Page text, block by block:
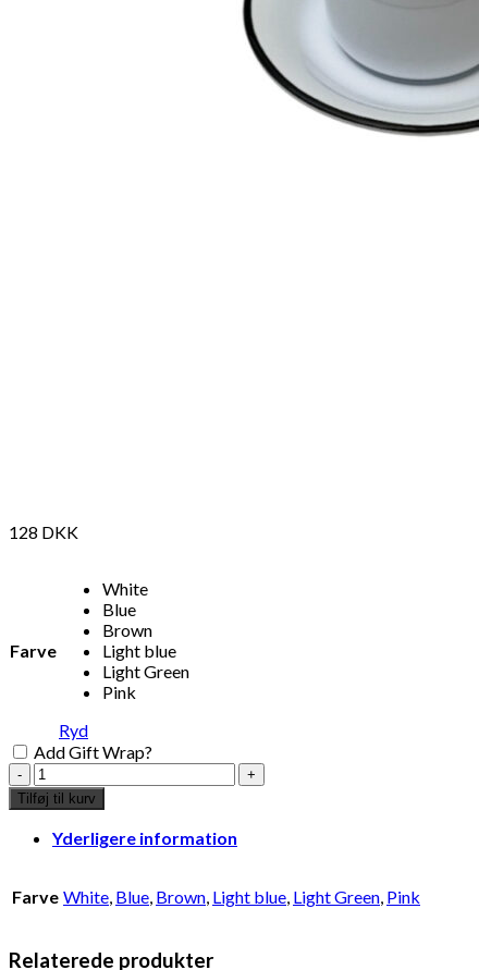
128 DKK
Farve
White
Blue
Brown
Light blue
Light Green
Pink
Ryd
Add Gift Wrap?
espresso
kop
m.
tallerken,
hvid
Tilføj til kurv
Yderligere information
Farve White, Blue, Brown, Light blue, Light Green, Pink
Relaterede produkter